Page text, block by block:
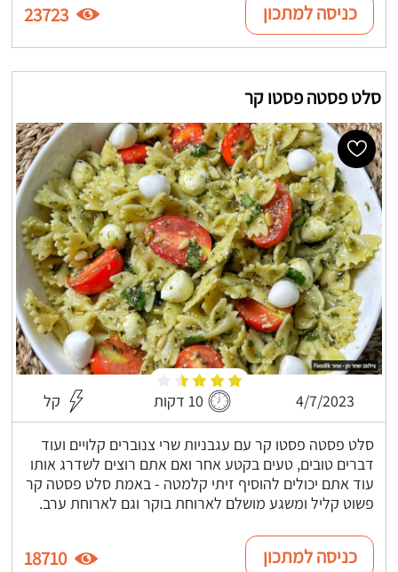
כניסה למתכון 23723
סלט פסטה פסטו קר
4/7/2023 10 דקות קל
סלט פסטה פסטו קר עם עגבניות שרי צנוברים קלויים ועוד
דברים טובים, טעים בקטע אחר ואם אתם רוצים לשדרג אותו
עוד אתם יכולים להוסיף זיתי קלמטה - באמת סלט פסטה קר
פשוט קליל ומשגע מושלם לארוחת בוקר וגם לארוחת ערב.
כניסה למתכון 18710